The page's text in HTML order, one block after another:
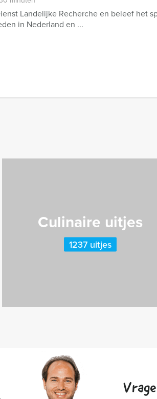
Landelijke Recherche en beleef het
in Nederland en ...
Culinaire uitjes
1237 uitjes